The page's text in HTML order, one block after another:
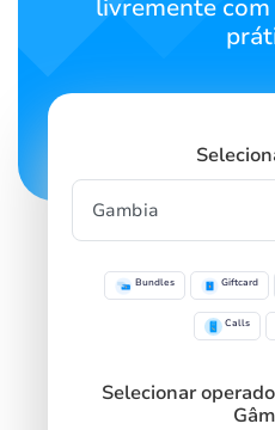
livremente
Bundles Giftcard
Calls
Selecionar